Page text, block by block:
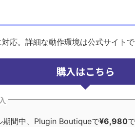
応。詳細な動作環境は公式サイトで
購入はこちら
期間中、Plugin Boutiqueで¥6,980